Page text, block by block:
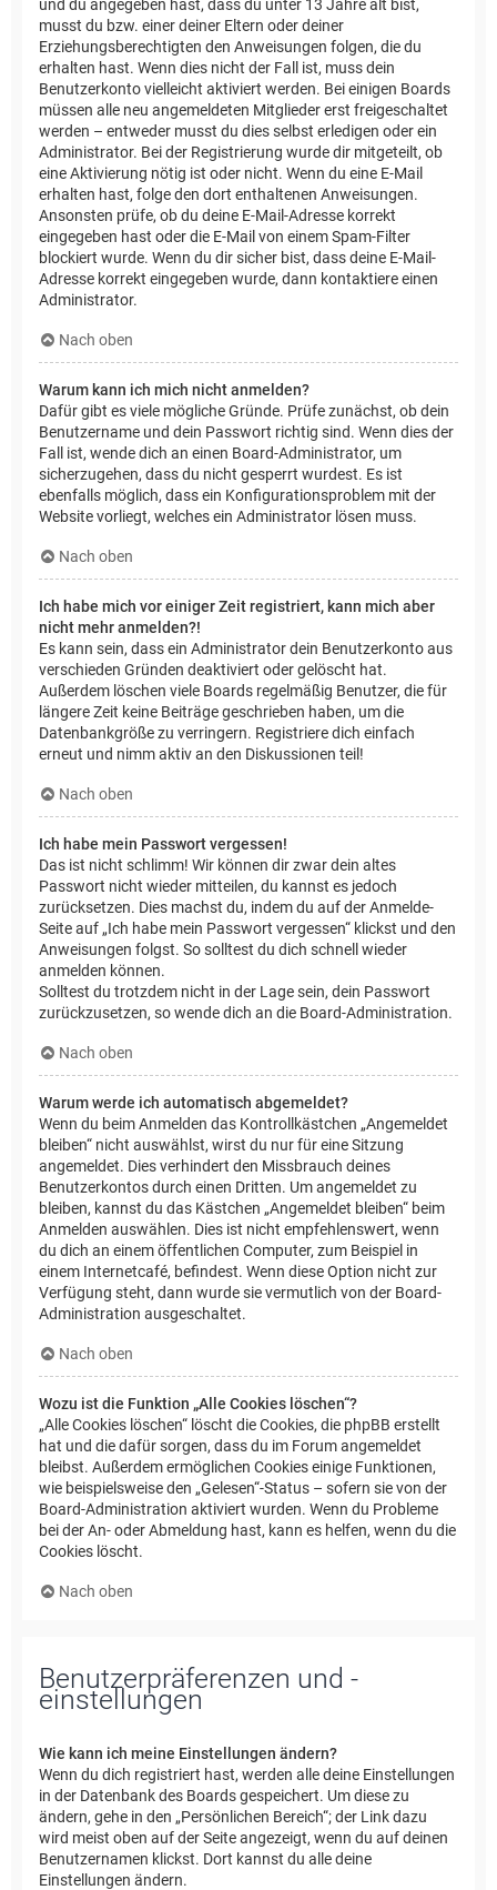
und du angegeben hast, dass du unter 13 Jahre alt bist,
musst du bzw. einer deiner Eltern oder deiner
Erziehungsberechtigten den Anweisungen folgen, die du
erhalten hast. Wenn dies nicht der Fall ist, muss dein
Benutzerkonto vielleicht aktiviert werden. Bei einigen Boards
müssen alle neu angemeldeten Mitglieder erst freigeschaltet
werden – entweder musst du dies selbst erledigen oder ein
Administrator. Bei der Registrierung wurde dir mitgeteilt, ob
eine Aktivierung nötig ist oder nicht. Wenn du eine E-Mail
erhalten hast, folge den dort enthaltenen Anweisungen.
Ansonsten prüfe, ob du deine E-Mail-Adresse korrekt
eingegeben hast oder die E-Mail von einem Spam-Filter
blockiert wurde. Wenn du dir sicher bist, dass deine E-Mail-
Adresse korrekt eingegeben wurde, dann kontaktiere einen
Administrator.
Nach oben
Warum kann ich mich nicht anmelden?
Dafür gibt es viele mögliche Gründe. Prüfe zunächst, ob dein
Benutzername und dein Passwort richtig sind. Wenn dies der
Fall ist, wende dich an einen Board-Administrator, um
sicherzugehen, dass du nicht gesperrt wurdest. Es ist
ebenfalls möglich, dass ein Konfigurationsproblem mit der
Website vorliegt, welches ein Administrator lösen muss.
Nach oben
Ich habe mich vor einiger Zeit registriert, kann mich aber
nicht mehr anmelden?!
Es kann sein, dass ein Administrator dein Benutzerkonto aus
verschieden Gründen deaktiviert oder gelöscht hat.
Außerdem löschen viele Boards regelmäßig Benutzer, die für
längere Zeit keine Beiträge geschrieben haben, um die
Datenbankgröße zu verringern. Registriere dich einfach
erneut und nimm aktiv an den Diskussionen teil!
Nach oben
Ich habe mein Passwort vergessen!
Das ist nicht schlimm! Wir können dir zwar dein altes
Passwort nicht wieder mitteilen, du kannst es jedoch
zurücksetzen. Dies machst du, indem du auf der Anmelde-
Seite auf „Ich habe mein Passwort vergessen“ klickst und den
Anweisungen folgst. So solltest du dich schnell wieder
anmelden können.
Solltest du trotzdem nicht in der Lage sein, dein Passwort
zurückzusetzen, so wende dich an die Board-Administration.
Nach oben
Warum werde ich automatisch abgemeldet?
Wenn du beim Anmelden das Kontrollkästchen „Angemeldet
bleiben“ nicht auswählst, wirst du nur für eine Sitzung
angemeldet. Dies verhindert den Missbrauch deines
Benutzerkontos durch einen Dritten. Um angemeldet zu
bleiben, kannst du das Kästchen „Angemeldet bleiben“ beim
Anmelden auswählen. Dies ist nicht empfehlenswert, wenn
du dich an einem öffentlichen Computer, zum Beispiel in
einem Internetcafé, befindest. Wenn diese Option nicht zur
Verfügung steht, dann wurde sie vermutlich von der Board-
Administration ausgeschaltet.
Nach oben
Wozu ist die Funktion „Alle Cookies löschen“?
„Alle Cookies löschen“ löscht die Cookies, die phpBB erstellt
hat und die dafür sorgen, dass du im Forum angemeldet
bleibst. Außerdem ermöglichen Cookies einige Funktionen,
wie beispielsweise den „Gelesen“-Status – sofern sie von der
Board-Administration aktiviert wurden. Wenn du Probleme
bei der An- oder Abmeldung hast, kann es helfen, wenn du die
Cookies löscht.
Nach oben
Benutzerpräferenzen und -
einstellungen
Wie kann ich meine Einstellungen ändern?
Wenn du dich registriert hast, werden alle deine Einstellungen
in der Datenbank des Boards gespeichert. Um diese zu
ändern, gehe in den „Persönlichen Bereich“; der Link dazu
wird meist oben auf der Seite angezeigt, wenn du auf deinen
Benutzernamen klickst. Dort kannst du alle deine
Einstellungen ändern.